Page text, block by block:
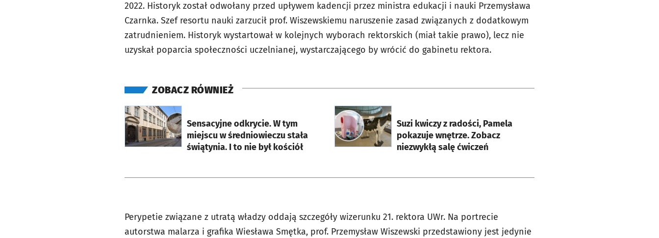
2022. Historyk został odwołany przed upływem kadencji przez ministra edukacji i nauki Przemysława
Czarnka. Szef resortu nauki zarzucił prof. Wiszewskiemu naruszenie zasad związanych z dodatkowym
zatrudnieniem. Historyk wystartował w kolejnych wyborach rektorskich (miał takie prawo), lecz nie
uzyskał poparcia społeczności uczelnianej, wystarczającego by wrócić do gabinetu rektora.
ZOBACZ RÓWNIEŻ
Sensacyjne odkrycie. W tym
miejscu w średniowieczu stała
świątynia. I to nie był kościół
otworzy się w nowej karcie
Suzi kwiczy z radości, Pamela
pokazuje wnętrze. Zobacz
niezwykłą salę ćwiczeń
otworzy się w nowej karcie
Perypetie związane z utratą władzy oddają szczegóły wizerunku 21. rektora UWr. Na portrecie
autorstwa malarza i grafika Wiesława Smętka, prof. Przemysław Wiszewski przedstawiony jest jedynie